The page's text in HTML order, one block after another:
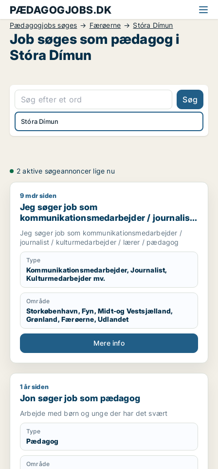
PÆDAGOGJOBS.DK
Pædagogjobs søges Færøerne Stóra Dímun
Job søges som pædagog i
Stóra Dímun
Søg
Stóra Dímun
2 aktive søgeannoncer lige nu
Jeg søger job som kommunikationsmedarbejder /
9 mdr siden
Jeg søger job som
kommunikationsmedarbejder / journalist
/ kulturmedarbejder / lærer / pædagog
Jeg søger job som kommunikationsmedarbejder /
journalist / kulturmedarbejder / lærer / pædagog
Type
Kommunikationsmedarbejder, Journalist,
Kulturmedarbejder mv.
Område
Storkøbenhavn, Fyn, Midt-og Vestsjælland,
Grønland, Færøerne, Udlandet
Mere info
Jon søger job som pædagog
1 år siden
Jon søger job som pædagog
Arbejde med børn og unge der har det svært
Type
Pædagog
Område